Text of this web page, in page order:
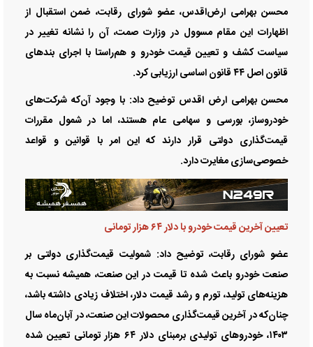
محسن بهرامی ارض‌اقدس، عضو شورای رقابت، ضمن استقبال از
اظهارات این مقام مسوول در وزارت صمت، آن را نشانه تغییر در
سیاست کشف و تعیین قیمت خودرو و هم‌راستا با اجرای بند‌های
قانون اصل ۴۴ قانون اساسی ارزیابی کرد.
محسن بهرامی ارض اقدس توضیح داد: با وجود آن‌که شرکت‌های
خودروساز، بورسی و سهامی عام هستند، اما در شمول مقررات
قیمت‌گذاری دولتی قرار دارند که این امر با قوانین و قواعد
خصوصی‌سازی مغایرت دارد.
تعیین آخرین قیمت خودرو با دلار ۶۴ هزار تومانی
عضو شورای رقابت، توضیح داد: شمولیت قیمت‌گذاری دولتی بر
صنعت خودرو باعث شده تا قیمت در این صنعت، همیشه نسبت به
هزینه‌های تولید، تورم و رشد قیمت دلار، اختلاف زیادی داشته باشد،
چنان‌که در آخرین قیمت‌گذاری محصولات این صنعت، در آبان‌ماه سال
۱۴۰۳، خودرو‌های تولیدی برمبنای دلار ۶۴ هزار تومانی تعیین شده